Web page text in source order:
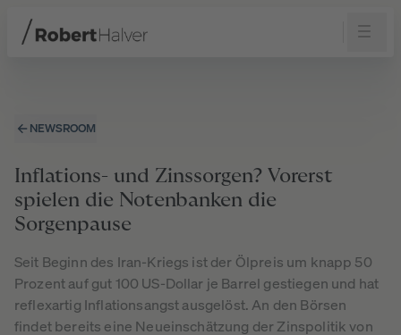
NEWSROOM
Inflations- und Zinssorgen? Vorerst
spielen die Notenbanken die
Sorgenpause
Seit Beginn des Iran-Kriegs ist der Ölpreis um knapp 50
Prozent auf gut 100 US-Dollar je Barrel gestiegen und hat
reflexartig Inflationsangst ausgelöst. An den Börsen
findet bereits eine Neueinschätzung der Zinspolitik von